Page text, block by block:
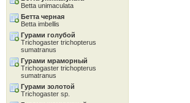
Betta unimaculata
Бетта черная
Betta imbellis
Гурами голубой
Trichogaster trichopterus
sumatranus
Гурами мраморный
Trichogaster trichopterus
sumatranus
Гурами золотой
Trichogaster sp.